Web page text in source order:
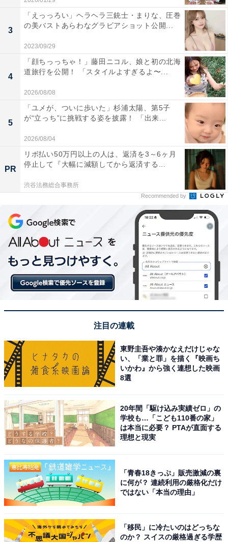
3
「えっっろい」ヘラヘラ三銃士・まりな、圧巻
の美バストあらわなグラビアショット公開...
2023/09/29
4
「顔ちっっちゃ！」藤田ニコル、娘と初の北海
道旅行を公開！ 「スタイルよすぎるよ〜...
2026/08/08
5
「ユメが、ついに歩いた」杉浦太陽、第5子
が“立っち”に挑戦する姿を披露！ 「出来...
2026/08/04
PR
リボ払い50万円以上の人は、返済を3～6ヶ月
停止して『大幅に減額してから返済する...
渋谷法務総合事務所
Recommended by
注目の連載
東野圭吾や湊かなえだけじゃな
い、「業と罪」を描く『映画ち
いかわ』から強く連想した映画
8選
20年間「駆け込み実績ゼロ」の
学校も…「こども110番の家」
は本当に必要？ PTAが直面する
理想と現実
「青春18きっぷ」販売激減の裏
に何が？ 連続利用の厳格化だけ
ではない「本当の理由」
「移民」に冷たいのはどっちな
のか？ スイスの厳格過ぎる学歴